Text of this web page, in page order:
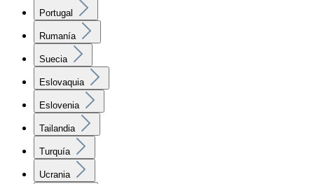
Portugal
Rumanía
Suecia
Eslovaquia
Eslovenia
Tailandia
Turquía
Ucrania